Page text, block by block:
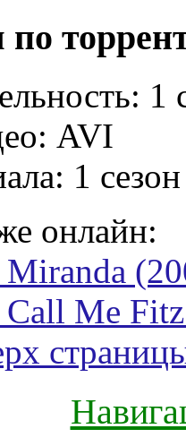
1
AVI
1
онлайн:
Me Fitz